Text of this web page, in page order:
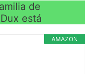
de
está
AMAZON